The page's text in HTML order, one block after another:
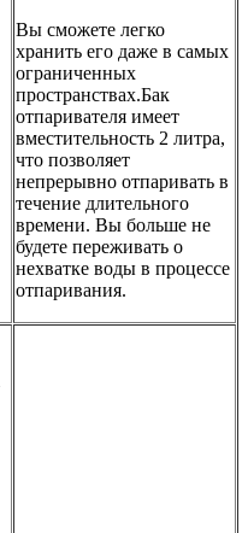
Вы сможете легко
хранить его даже в самых
ограниченных
пространствах.Бак
отпаривателя имеет
вместительность 2 литра,
что позволяет
непрерывно отпаривать в
течение длительного
времени. Вы больше не
будете переживать о
нехватке воды в процессе
отпаривания.